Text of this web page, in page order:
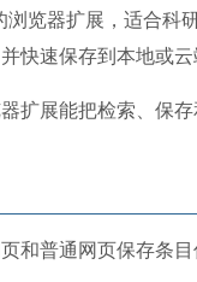
浏览器扩展，适合
快速保存到本地或
扩展能把检索、保
和普通网页保存条